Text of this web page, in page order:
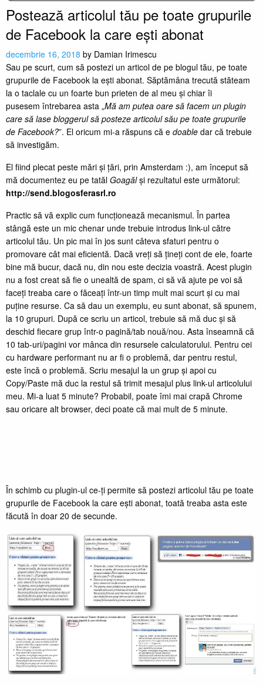
Postează articolul tău pe toate grupurile
de Facebook la care ești abonat
decembrie 16, 2018 by Damian Irimescu
Sau pe scurt, cum să postezi un articol de pe blogul tău, pe toate
grupurile de Facebook la ești abonat. Săptămâna trecută stăteam
la o taclale cu un foarte bun prieten de al meu și chiar îi
pusesem întrebarea asta „Mă am putea oare să facem un plugin
care să lase bloggerul să posteze articolul său pe toate grupurile
de Facebook?”. El oricum mi-a răspuns că e doable dar că trebuie
să investigăm.
El fiind plecat peste mări și țări, prin Amsterdam :), am început să
mă documentez eu pe tatăl Goagălși rezultatul este următorul:
http://send.blogosferasrl.ro
Practic să vă explic cum funcționează mecanismul. În partea
stângă este un mic chenar unde trebuie introdus link-ul către
articolul tău. Un pic mai în jos sunt câteva sfaturi pentru o
promovare cât mai eficientă. Dacă vreți să țineți cont de ele, foarte
bine mă bucur, dacă nu, din nou este decizia voastră. Acest plugin
nu a fost creat să fie o unealtă de spam, ci să vă ajute pe voi să
faceți treaba care o făceați într-un timp mult mai scurt și cu mai
puține resurse. Ca să dau un exemplu, eu sunt abonat, să spunem,
la 10 grupuri. După ce scriu un articol, trebuie să mă duc și să
deschid fiecare grup într-o pagină/tab nouă/nou. Asta înseamnă că
10 tab-uri/pagini vor mânca din resursele calculatorului. Pentru cei
cu hardware performant nu ar fi o problemă, dar pentru restul,
este încă o problemă. Scriu mesajul la un grup și apoi cu
Copy/Paste mă duc la restul să trimit mesajul plus link-ul articolului
meu. Mi-a luat 5 minute? Probabil, poate îmi mai crapă Chrome
sau oricare alt browser, deci poate că mai mult de 5 minute.
În schimb cu plugin-ul ce-ți permite să postezi articolul tău pe toate
grupurile de Facebook la care ești abonat, toată treaba asta este
făcută în doar 20 de secunde.